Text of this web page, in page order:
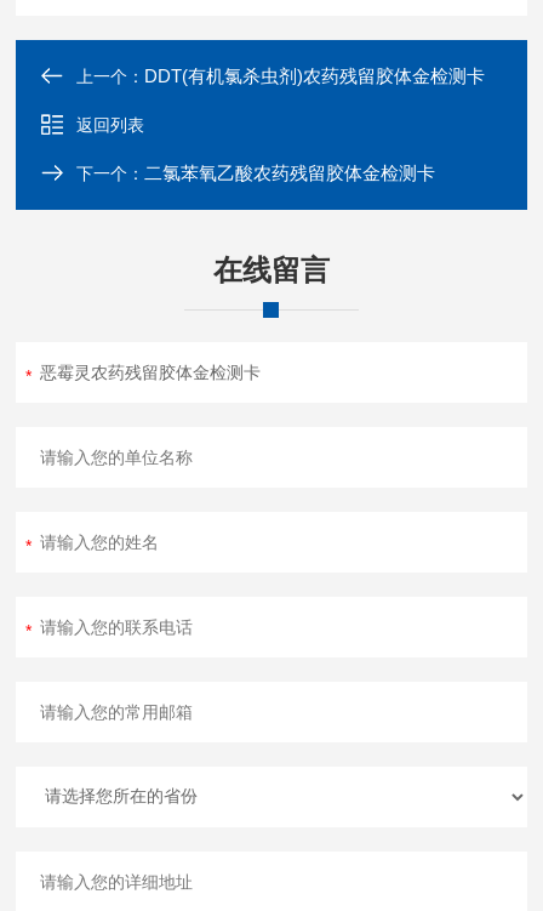
上一个： DDT(有机氯杀虫剂)农药残留胶体金检测卡
返回列表
下一个： 二氯苯氧乙酸农药残留胶体金检测卡
在线留言